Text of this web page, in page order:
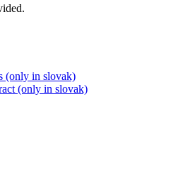
(only in slovak)
(only in slovak)